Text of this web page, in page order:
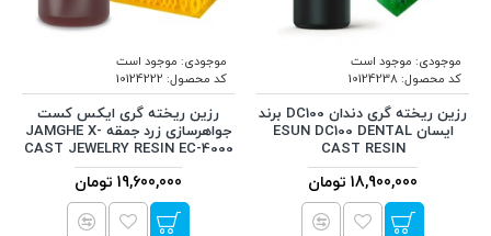
موجودی: موجود است
کد محصول:10124238
رزین ریخته گری دندان DC100 برند
ایسان ESUN DC100 DENTAL
CAST RESIN
18,900,000 تومان
موجودی: موجود است
کد محصول: 10124222
رزین ریخته گری ایکس کست
جواهرسازی زرد جمقه JAMGHE X-
CAST JEWELRY RESIN EC-4000
19,600,000 تومان